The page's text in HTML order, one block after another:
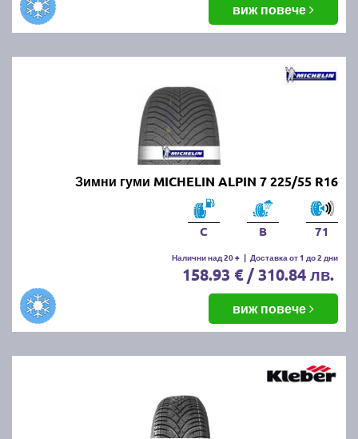
виж повече
Зимни гуми MICHELIN ALPIN 7 225/55 R16
C B 71
Налични над 20 + | Доставка от 1 до 2 дни
158.93 € / 310.84 лв.
виж повече